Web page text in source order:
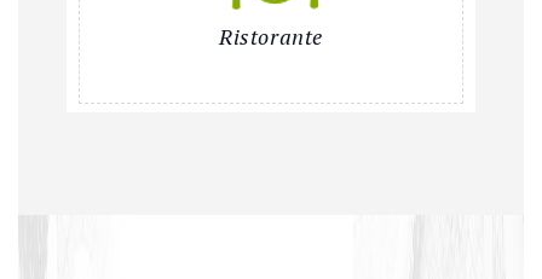
Ristorante